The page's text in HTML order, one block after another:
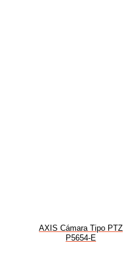
AXIS Cámara Tipo PTZ
P5654-E